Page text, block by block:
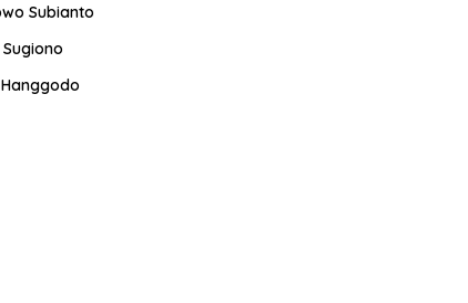
Subianto
Sugiono